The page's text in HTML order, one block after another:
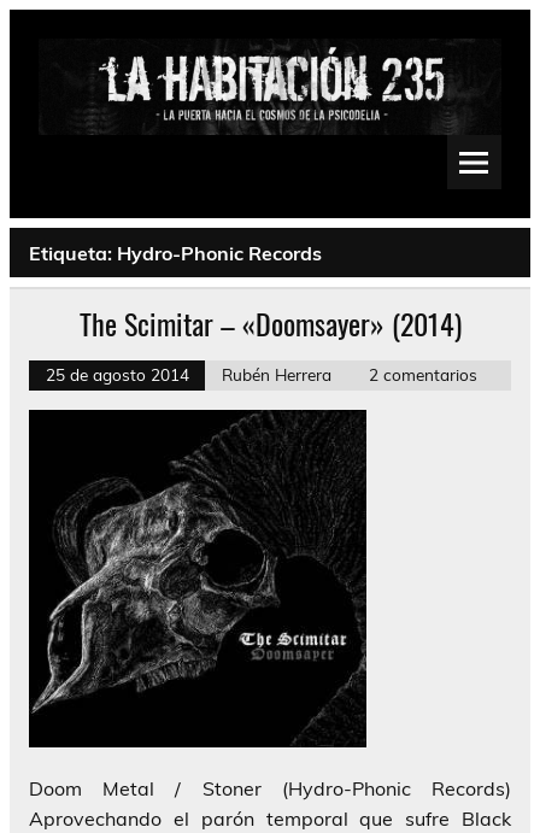
Saltar
Psychedelic, Stoner, Doom, Sludge, Fuzz, Space, Drone
Etiqueta: Hydro-Phonic Records
The Scimitar – «Doomsayer» (2014)
25 de agosto 2014 Rubén Herrera 2 comentarios
Doom Metal / Stoner (Hydro-Phonic Records)
Aprovechando el parón temporal que sufre Black